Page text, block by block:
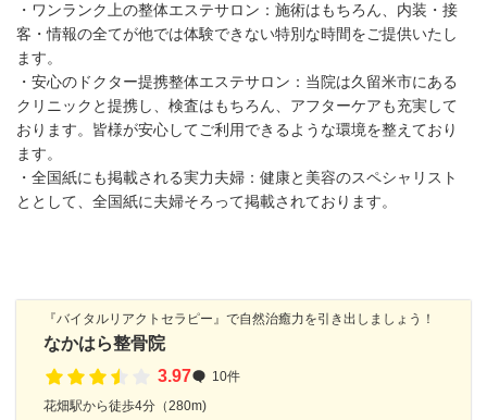
・ワンランク上の整体エステサロン：施術はもちろん、内装・接
客・情報の全てが他では体験できない特別な時間をご提供いたし
ます。
・安心のドクター提携整体エステサロン：当院は久留米市にある
クリニックと提携し、検査はもちろん、アフターケアも充実して
おります。皆様が安心してご利用できるような環境を整えており
ます。
・全国紙にも掲載される実力夫婦：健康と美容のスペシャリスト
ととして、全国紙に夫婦そろって掲載されております。
『バイタルリアクトセラピー』で自然治癒力を引き出しましょう！
なかはら整骨院
3.97
10件
花畑駅から徒歩4分（280m)